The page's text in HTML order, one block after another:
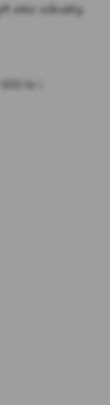
eller månatlig
kr i